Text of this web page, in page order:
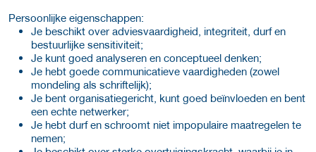
Persoonlijke eigenschappen:
Je beschikt over adviesvaardigheid, integriteit, durf en
bestuurlijke sensitiviteit;
Je kunt goed analyseren en conceptueel denken;
Je hebt goede communicatieve vaardigheden (zowel
mondeling als schriftelijk);
Je bent organisatiegericht, kunt goed beïnvloeden en bent
een echte netwerker;
Je hebt durf en schroomt niet impopulaire maatregelen te
nemen;